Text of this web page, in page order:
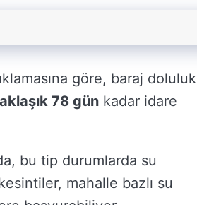
göre, baraj doluluk
78 gün kadar idare
bu tip durumlarda su
mahalle bazlı su